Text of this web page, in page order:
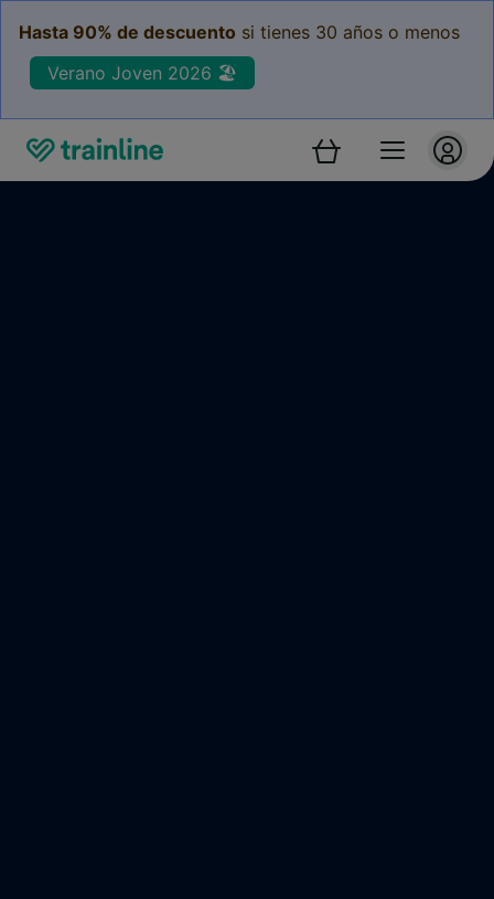
Hasta 90% de descuento si tienes 30 años o menos
Verano Joven 2026 🏖️